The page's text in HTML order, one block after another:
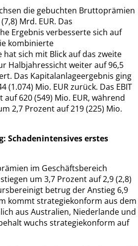
die gebuchten Bruttoprämien
Mrd. EUR. Das
Ergebnis verbesserte sich auf
kombinierte
sich mit Blick auf das zweite
Halbjahressicht weiter auf 96,5
Das Kapitalanlageergebnis ging
(1.074) Mio. EUR zurück. Das EBIT
620 (549) Mio. EUR, während
2,7 Prozent auf 219 (225) Mio.
Schadenintensives erstes
im Geschäftsbereich
um 3,7 Prozent auf 2,9 (2,8)
betrug der Anstieg 6,9
kommt strategiekonform aus dem
aus Australien, Niederlande und
wuchs strategiekonform auf